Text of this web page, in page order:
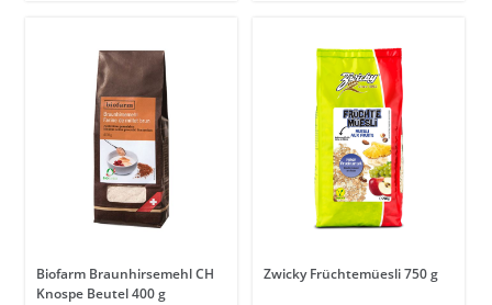
Biofarm Braunhirsemehl CH
Knospe Beutel 400 g
Zwicky Früchtemüesli 750 g